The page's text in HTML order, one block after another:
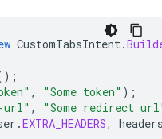
CustomTabsIntent.
, "Some token" );
url" ,
"Some redirect
.EXTRA_HEADERS,